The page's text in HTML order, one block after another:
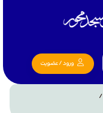
ورود / عضویت
/